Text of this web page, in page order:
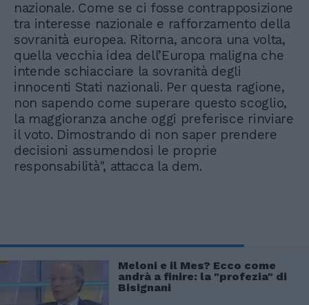
nazionale. Come se ci fosse contrapposizione
tra interesse nazionale e rafforzamento della
sovranità europea. Ritorna, ancora una volta,
quella vecchia idea dell’Europa maligna che
intende schiacciare la sovranità degli
innocenti Stati nazionali. Per questa ragione,
non sapendo come superare questo scoglio,
la maggioranza anche oggi preferisce rinviare
il voto. Dimostrando di non saper prendere
decisioni assumendosi le proprie
responsabilità", attacca la dem.
Meloni e il Mes? Ecco come
andrà a finire: la "profezia" di
Bisignani